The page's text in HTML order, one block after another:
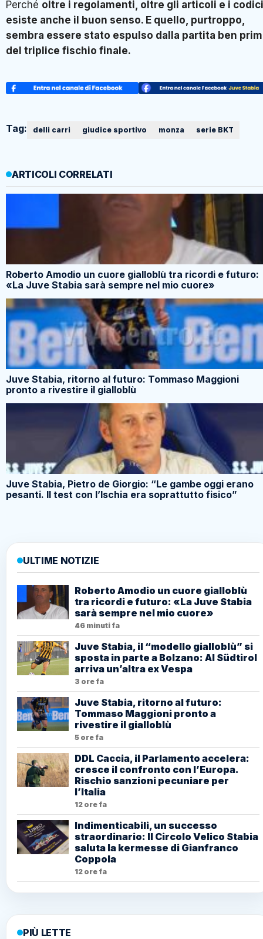
Perché oltre i regolamenti, oltre gli articoli e i
esiste anche il buon senso. E quello, purtroppo,
sembra essere stato espulso dalla partita ben
del triplice fischio finale.
Tag: delli carri giudice sportivo monza serie BKT
ARTICOLI CORRELATI
Roberto Amodio un cuore gialloblù tra ricordi e futuro:
«La Juve Stabia sarà sempre nel mio cuore»
Juve Stabia, ritorno al futuro: Tommaso Maggioni
pronto a rivestire il gialloblù
Juve Stabia, Pietro de Giorgio: “Le gambe oggi erano
pesanti. Il test con l’Ischia era soprattutto fisico”
ULTIME NOTIZIE
Roberto Amodio un cuore gialloblù
tra ricordi e futuro: «La Juve Stabia
sarà sempre nel mio cuore»
46 minuti fa
Juve Stabia, il “modello gialloblù” si
sposta in parte a Bolzano: Al Südtirol
arriva un’altra ex Vespa
3 ore fa
Juve Stabia, ritorno al futuro:
Tommaso Maggioni pronto a
rivestire il gialloblù
5 ore fa
DDL Caccia, il Parlamento accelera:
cresce il confronto con l’Europa.
Rischio sanzioni pecuniare per
l’Italia
12 ore fa
Indimenticabili, un successo
straordinario: Il Circolo Velico Stabia
saluta la kermesse di Gianfranco
Coppola
12 ore fa
PIÙ LETTE